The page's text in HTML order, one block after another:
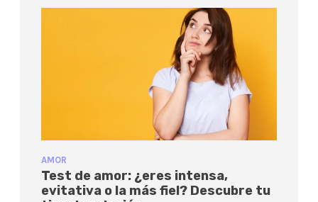
AMOR
Test de amor: ¿eres intensa,
evitativa o la más fiel? Descubre tu